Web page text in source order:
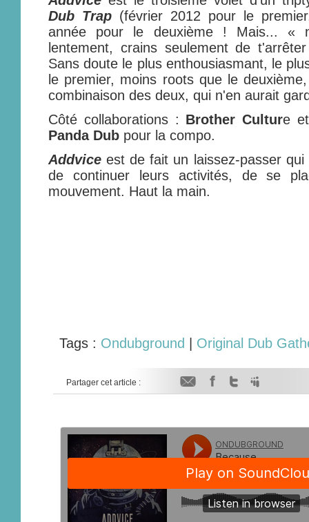
Dub Trap (février 2012 pour le
année pour le deuxième ! Mais... «
lentement, crains seulement de
Sans doute le plus enthousiasmant, le
le premier, moins roots que le
combinaison des deux, qui n'en aurait
Côté collaborations : Brother Culture
Panda Dub pour la compo.
Addvice est de fait un laissez-passer
de continuer leurs activités, de se
mouvement. Haut la main.
Tags : Ondubground Original Dub
Partager cet article :